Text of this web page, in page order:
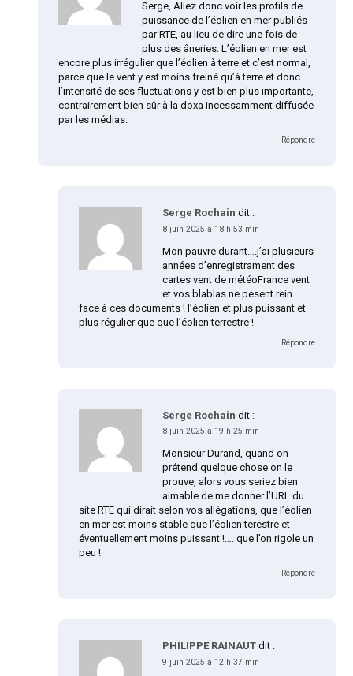
Serge, Allez donc voir les profils de
puissance de l’éolien en mer publiés
par RTE, au lieu de dire une fois de
plus des âneries. L’éolien en mer est
encore plus irrégulier que l’éolien à terre et c’est normal,
parce que le vent y est moins freiné qu’à terre et donc
l’intensité de ses fluctuations y est bien plus importante,
contrairement bien sûr à la doxa incessamment diffusée
par les médias.
Répondre
Serge Rochain dit :
8 juin 2025 à 18 h 53 min
Mon pauvre durant….j’ai plusieurs
années d’enregistrament des
cartes vent de météoFrance vent
et vos blablas ne pesent rein
face à ces documents ! l’éolien et plus puissant et
plus régulier que que l’éolien terrestre !
Répondre
Serge Rochain dit :
8 juin 2025 à 19 h 25 min
Monsieur Durand, quand on
prétend quelque chose on le
prouve, alors vous seriez bien
aimable de me donner l’URL du
site RTE qui dirait selon vos allégations, que l’éolien
en mer est moins stable que l’éolien terestre et
éventuellement moins puissant !…. que l’on rigole un
peu !
Répondre
PHILIPPE RAINAUT dit :
9 juin 2025 à 12 h 37 min